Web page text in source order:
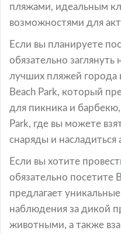
пляжами, идеальным
возможностями для
Если вы планируете
обязательно
лучших пляжей города
Beach Park, который
для пикника и барбекю,
Park, где вы можете
снаряды и
Если вы хотите
обязательно посетите
предлагает
наблюдения за дикой
животными, а также